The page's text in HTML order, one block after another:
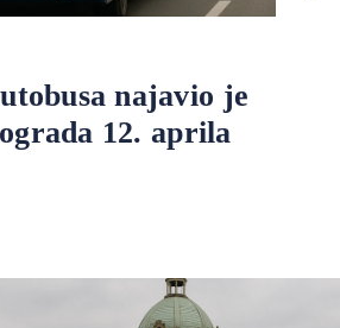
najavio je
12. aprila